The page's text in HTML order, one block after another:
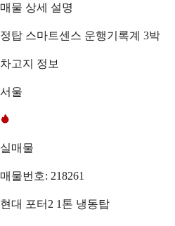
매물 상세 설명
정탑 스마트센스 운행기록계 3박
차고지 정보
서울
실매물
매물번호: 218261
현대 포터2 1톤 냉동탑